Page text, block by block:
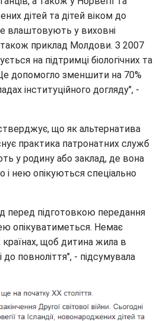
дітей та дітей віком до
влаштовують у виховні
приклад Молдови. З 2007
на підтримці біологічних та
допомогло зменшити на 70%
інституційного догляду", -
що як альтернатива
практика патронатних служб
у родину або заклад, де вона
і нею опікуються спеціально
перед підготовкою передання
опікуватиметься. Немає
щоб дитина жила в
до повноліття", - підсумувала